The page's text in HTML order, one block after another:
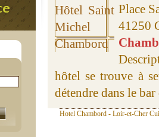
Place
41250
hôtel se trouve à
détendre dans le
Hotel Chambord - Loir-et-Cher